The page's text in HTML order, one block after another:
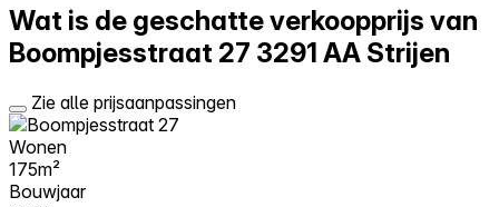
Reviews
Prijzen
Probeer Walter gratis
Wat is de geschatte verkoopprijs van
Boompjesstraat 27 3291 AA Strijen
Zie alle prijsaanpassingen
Wonen
175m²
Bouwjaar